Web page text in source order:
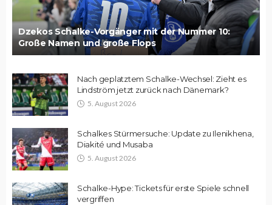
Dzekos Schalke-Vorgänger mit der Nummer 10:
Große Namen und große Flops
Nach geplatztem Schalke-Wechsel: Zieht es
Lindström jetzt zurück nach Dänemark?
5. August 2026
Schalkes Stürmersuche: Update zu Ilenikhena,
Diakité und Musaba
5. August 2026
Schalke-Hype: Tickets für erste Spiele schnell
vergriffen